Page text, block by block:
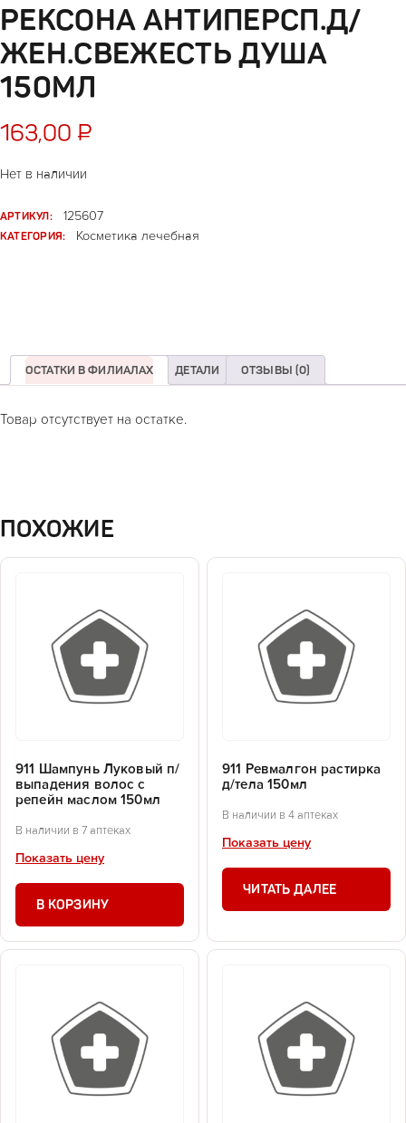
РЕКСОНА АНТИПЕРСП.Д/
ЖЕН.СВЕЖЕСТЬ ДУША
150МЛ
163,00 ₽
Нет в наличии
АРТИКУЛ:
125607
КАТЕГОРИЯ:
Косметика лечебная
ОСТАТКИ В ФИЛИАЛАХ ДЕТАЛИ ОТЗЫВЫ (0)
Товар отсутствует на остатке.
ПОХОЖИЕ
911 Шампунь Луковый п/
выпадения волос с
репейн маслом 150мл
В наличии в 7 аптеках
Показать цену
В КОРЗИНУ
911 Ревмалгон растирка
д/тела 150мл
В наличии в 4 аптеках
Показать цену
ЧИТАТЬ ДАЛЕЕ